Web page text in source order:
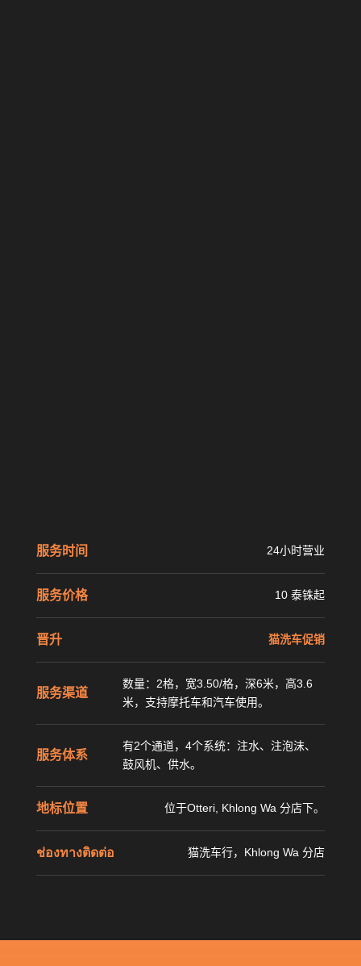
服务时间 24小时营业
服务价格 10 泰铢起
晋升 猫洗车促销
服务渠道
数量：2格，宽3.50/格，深6米，高3.6
米，支持摩托车和汽车使用。
服务体系
有2个通道，4个系统：注水、注泡沫、
鼓风机、供水。
地标位置 位于Otteri, Khlong Wa 分店下。
ช่องทางติดต่อ 猫洗车行，Khlong Wa 分店